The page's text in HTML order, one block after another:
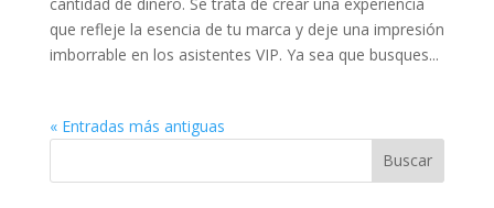
que refleje la esencia de tu marca y deje una impresión
imborrable en los asistentes VIP. Ya sea que busques...
« Entradas más antiguas
Buscar